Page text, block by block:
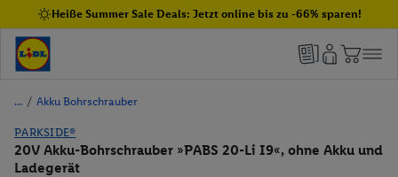
Heiße Summer Sale Deals: Jetzt online bis zu -66% sparen!
/ Akku Bohrschrauber
PARKSIDE®
20V Akku-Bohrschrauber »PABS 20-Li I9«, ohne Akku und
Ladegerät